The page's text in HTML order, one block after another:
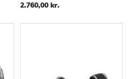
2.760,00 kr.